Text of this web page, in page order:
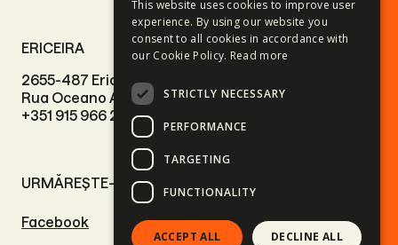
+61 417 292 073
ERICEIRA
2655-487 Ericeira
Rua Oceano Atlântico 7.
+351 915 966 224
URMĂREȘTE-NE
Facebook Tururi moto
This website uses cookies to improve user
experience. By using our website you
consent to all cookies in accordance with
our Cookie Policy. Read more
STRICTLY NECESSARY
PERFORMANCE
TARGETING
FUNCTIONALITY
ACCEPT ALL DECLINE ALL